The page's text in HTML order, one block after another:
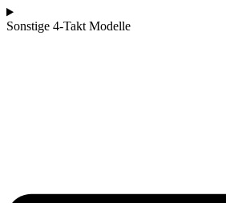
Sonstige 4-Takt Modelle